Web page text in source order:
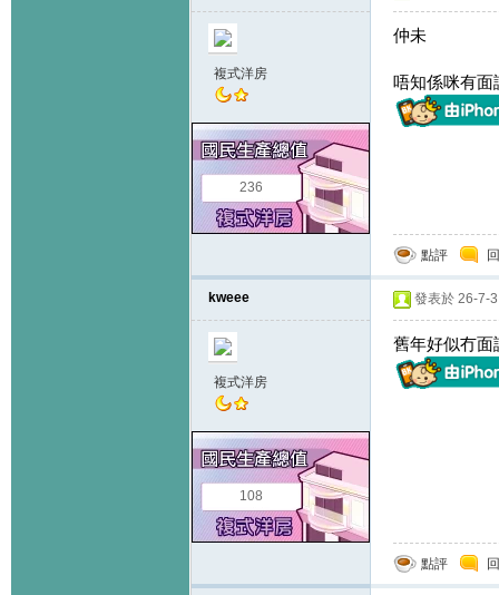
複式洋房
236
仲未
唔知係咪有面
點評
kweee
複式洋房
108
發表於 26-7-
舊年好似冇面
點評